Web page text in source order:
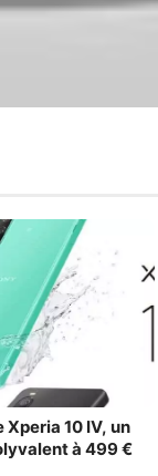
10 IV, un
à 499 €